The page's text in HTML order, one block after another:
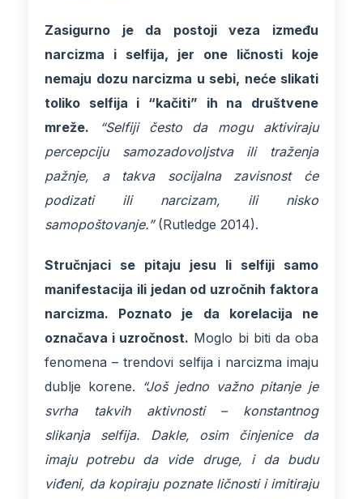
Zasigurno je da postoji veza između
narcizma i selfija, jer one ličnosti koje
nemaju dozu narcizma u sebi, neće slikati
toliko selfija i “kačiti” ih na društvene
mreže.
“Selfiji često da mogu aktiviraju
percepciju samozadovoljstva ili traženja
pažnje, a takva socijalna zavisnost će
podizati ili narcizam, ili nisko
samopoštovanje.”(Rutledge 2014).
Stručnjaci se pitaju jesu li selfiji samo
manifestacija ili jedan od uzročnih faktora
narcizma. Poznato je da korelacija ne
označava i uzročnost. Moglo bi biti da oba
fenomena – trendovi selfija i narcizma imaju
dublje korene. “Još jedno važno pitanje je
svrha takvih aktivnosti – konstantnog
slikanja selfija. Dakle, osim činjenice da
imaju potrebu da vide druge, i da budu
viđeni, da kopiraju poznate ličnosti i imitiraju